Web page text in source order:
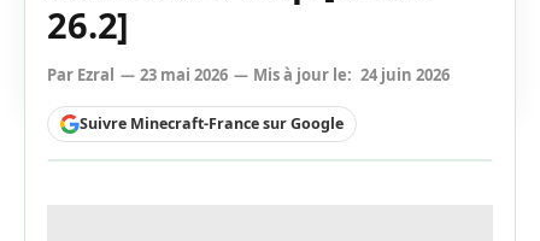
26.2]
Par Ezral 23 mai 2026 Mis à jour le: 24 juin 2026
Suivre Minecraft-France sur Google